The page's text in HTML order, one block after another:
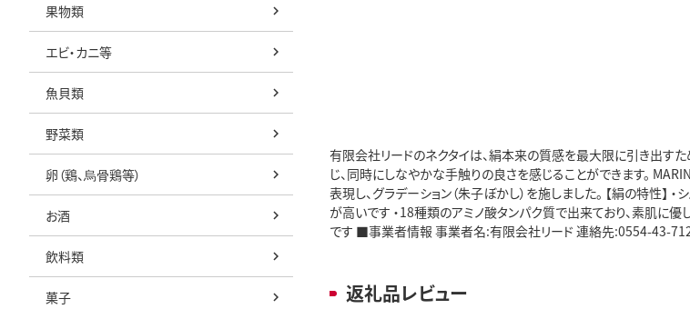
果物類
エビ・カニ等
魚貝類
野菜類
卵（鶏、烏骨鶏等）
お酒
飲料類
菓子
有限会社リードのネクタイは、絹本来の質感を最大限に引き出すた
じ、同時にしなやかな手触りの良さを感じることができます。
表現し、グラデーション（朱子ぼかし）を施しました。 【絹の特性
が高いです ・18種類のアミノ酸タンパク質で出来ており、素肌に
です ■事業者情報 事業者名:有限会社リード 連絡先:0554-43-
返礼品レビュー